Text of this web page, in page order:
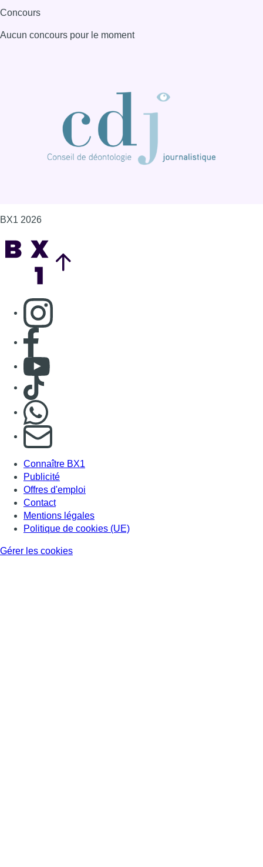
Concours
Aucun concours pour le moment
BX1 2026
Consulter page Instagram
Consulter page Facebook
Consulter Youtube
Consulter TikTok
S'abonner à notre newsletter
Connaître BX1
Publicité
Offres d'emploi
Contact
Mentions légales
Politique de cookies (UE)
Gérer les cookies